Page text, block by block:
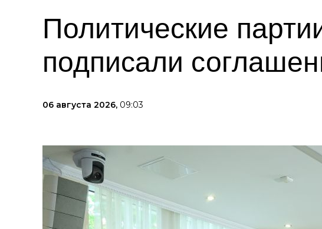
Политические
подписали
06 августа 2026, 09:03